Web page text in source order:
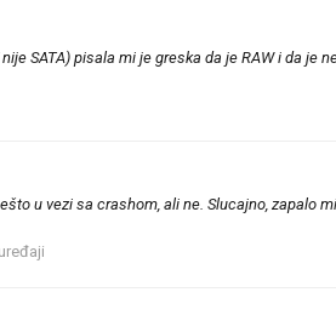
SATA) pisala mi je greska da je RAW i da
u vezi sa crashom, ali ne. Slucajno,